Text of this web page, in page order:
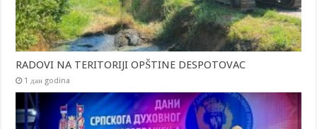
RADOVI NA TERITORIJI OPŠTINE DESPOTOVAC
1 дан godina